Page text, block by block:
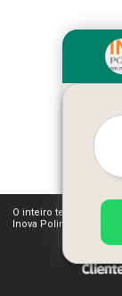
O inteiro teor deste
Inova Polimentos (Lei